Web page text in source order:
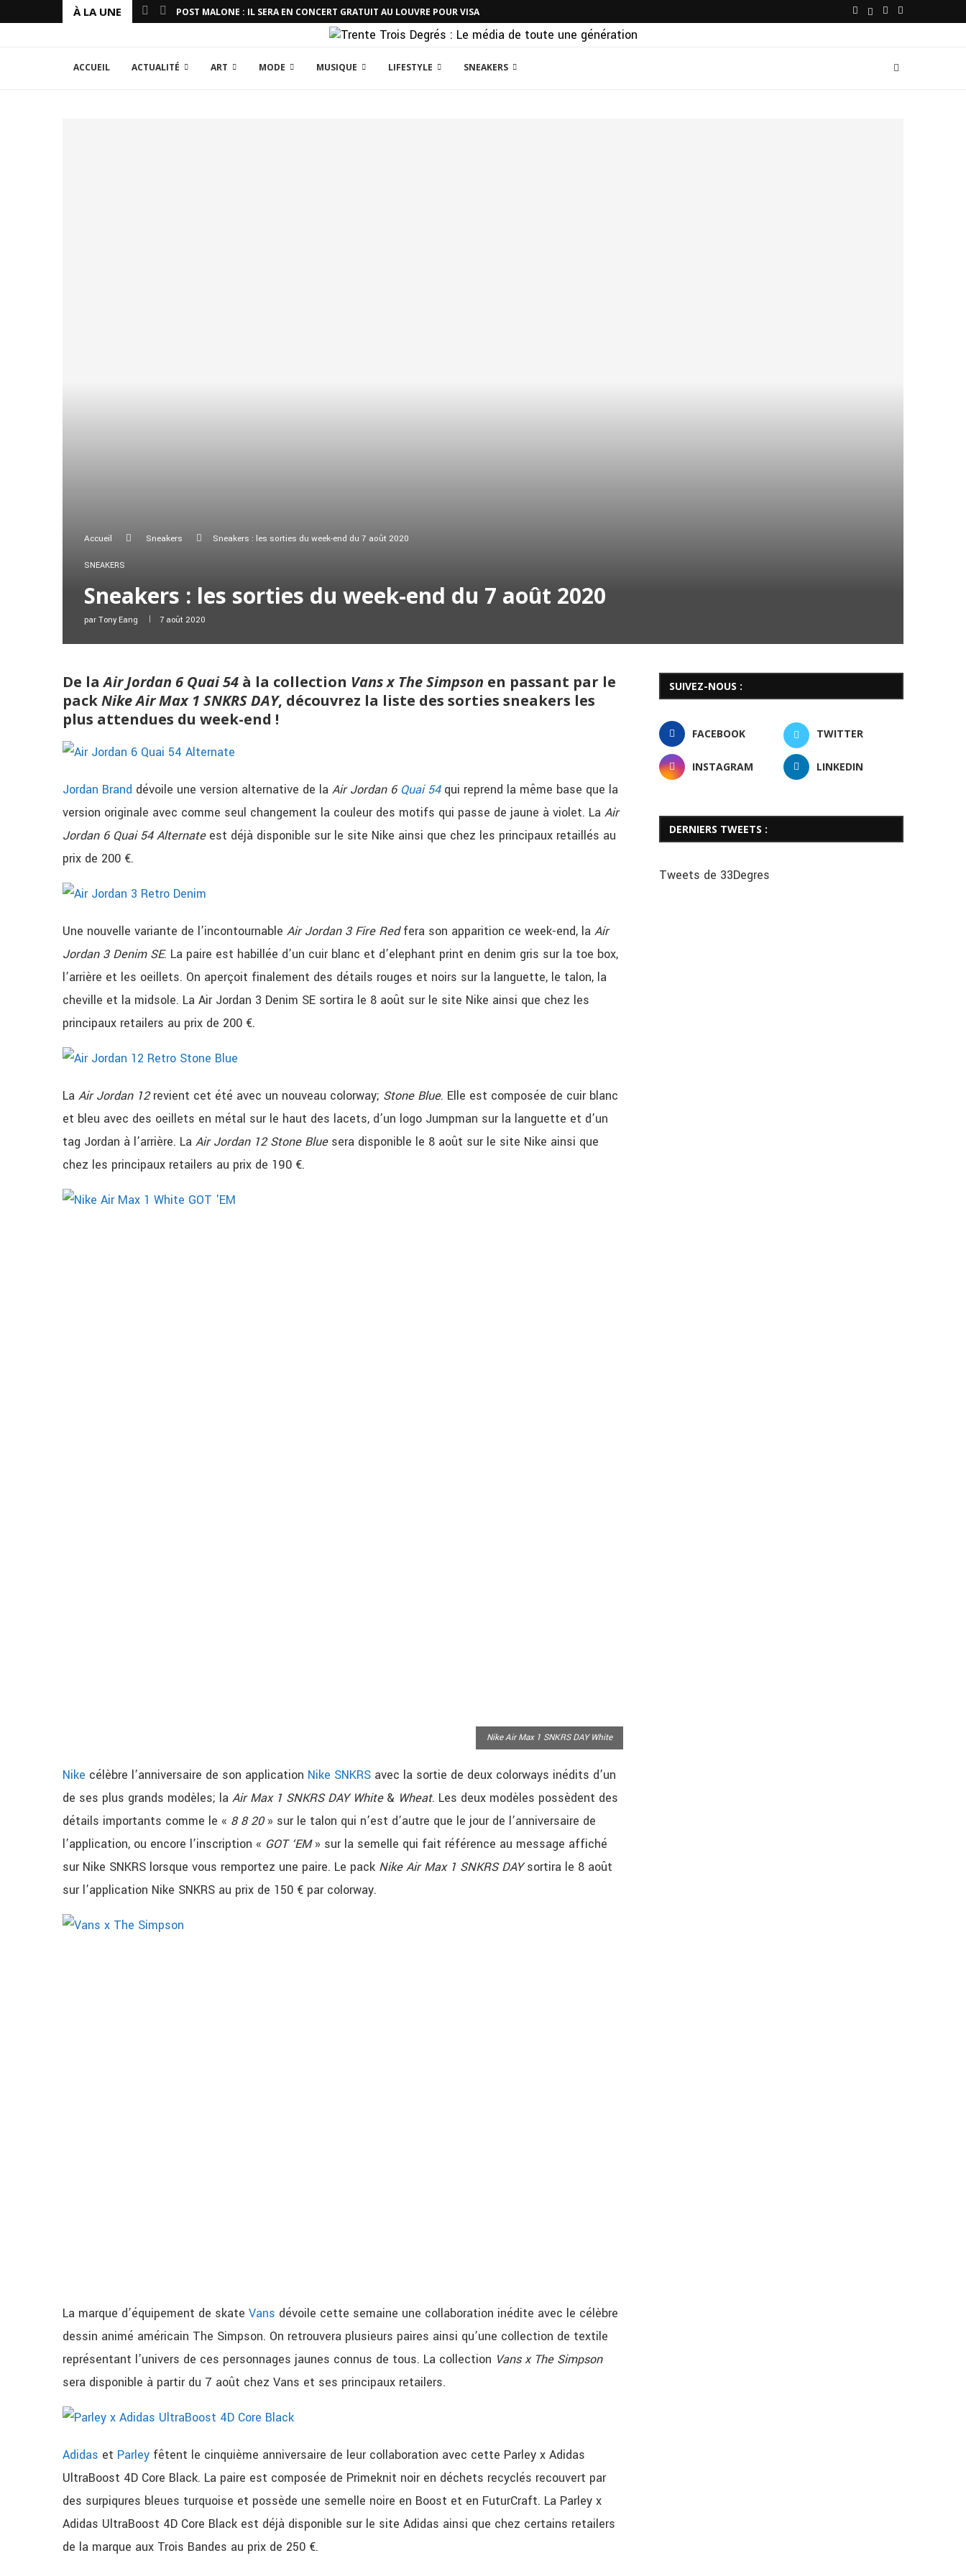
À LA UNE POST MALONE : IL SERA EN CONCERT GRATUIT AU LOUVRE POUR VISA
ACCUEIL ACTUALITÉ ART MODE MUSIQUE LIFESTYLE SNEAKERS
Accueil Sneakers Sneakers : les sorties du week-end du 7 août 2020
SNEAKERS
Sneakers : les sorties du week-end du 7 août 2020
par Tony Eang 7 août 2020
De laAir Jordan 6 Quai 54 à la collection Vans x The Simpson en passant par le
packNike Air Max 1 SNKRS DAY, découvrez la liste des sorties sneakers les
plus attendues du week-end !
Jordan Brand dévoile une version alternative de la Air Jordan 6 Quai 54qui reprend la même base que la
version originale avec comme seul changement la couleur des motifs qui passe de jaune à violet. La Air
Jordan 6 Quai 54 Alternateest déjà disponible sur le site Nike ainsi que chez les principaux retaillés au
prix de 200 €.
Une nouvelle variante de l’incontournable Air Jordan 3 Fire Redfera son apparition ce week-end, la Air
Jordan 3 Denim SE. La paire est habillée d’un cuir blanc et d’elephant print en denim gris sur la toe box,
l’arrière et les oeillets. On aperçoit finalement des détails rouges et noirs sur la languette, le talon, la
cheville et la midsole. La Air Jordan 3 Denim SE sortira le 8 août sur le site Nike ainsi que chez les
principaux retailers au prix de 200 €.
La Air Jordan 12revient cet été avec un nouveau colorway; Stone Blue. Elle est composée de cuir blanc
et bleu avec des oeillets en métal sur le haut des lacets, d’un logo Jumpman sur la languette et d’un
tag Jordan à l’arrière. La Air Jordan 12 Stone Bluesera disponible le 8 août sur le site Nike ainsi que
chez les principaux retailers au prix de 190 €.
Nike Air Max 1 SNKRS DAY White
Nike célèbre l’anniversaire de son application Nike SNKRS avec la sortie de deux colorways inédits d’un
de ses plus grands modèles; la Air Max 1 SNKRS DAY White& Wheat. Les deux modèles possèdent des
détails importants comme le « 8 8 20» sur le talon qui n’est d’autre que le jour de l’anniversaire de
l’application, ou encore l’inscription « GOT ‘EM» sur la semelle qui fait référence au message affiché
sur Nike SNKRS lorsque vous remportez une paire. Le pack Nike Air Max 1 SNKRS DAYsortira le 8 août
sur l’application Nike SNKRS au prix de 150 € par colorway.
La marque d’équipement de skate Vans dévoile cette semaine une collaboration inédite avec le célèbre
dessin animé américain The Simpson. On retrouvera plusieurs paires ainsi qu’une collection de textile
représentant l’univers de ces personnages jaunes connus de tous. La collection Vans x The Simpson
sera disponible à partir du 7 août chez Vans et ses principaux retailers.
Adidas et Parley fêtent le cinquième anniversaire de leur collaboration avec cette Parley x Adidas
UltraBoost 4D Core Black. La paire est composée de Primeknit noir en déchets recyclés recouvert par
des surpiqures bleues turquoise et possède une semelle noire en Boost et en FuturCraft. La Parley x
Adidas UltraBoost 4D Core Black est déjà disponible sur le site Adidas ainsi que chez certains retailers
de la marque aux Trois Bandes au prix de 250 €.
SUIVEZ-NOUS :
FACEBOOK TWITTER
INSTAGRAM LINKEDIN
DERNIERS TWEETS :
Tweets de 33Degres